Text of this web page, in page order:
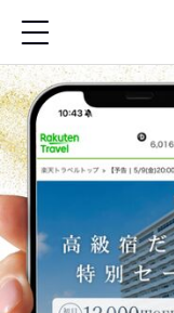
ン
コ
ン
テ
ン
ツ
に